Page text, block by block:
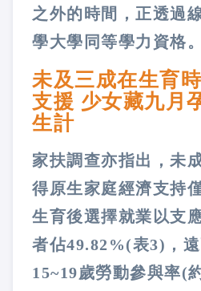
之外的時間，正透過
學大學同等學力資格。
未及三成在生育
支援 少女藏九月
生計
家扶調查亦指出，未
得原生家庭經濟支持
生育後選擇就業以支
者佔49.82%(表3)，
15~19歲勞動參與率(